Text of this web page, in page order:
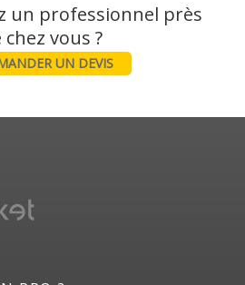
un professionnel près
UN DEVIS